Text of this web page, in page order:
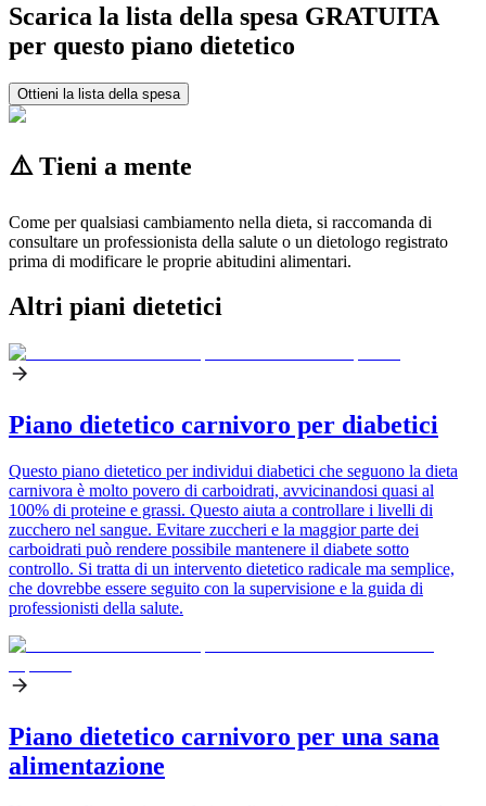
Scarica la lista della spesa GRATUITA
per questo piano dietetico
Ottieni la lista della spesa
⚠️ Tieni a mente
Come per qualsiasi cambiamento nella dieta, si raccomanda di
consultare un professionista della salute o un dietologo registrato
prima di modificare le proprie abitudini alimentari.
Altri piani dietetici
Piano dietetico carnivoro per diabetici
Questo piano dietetico per individui diabetici che seguono la dieta
carnivora è molto povero di carboidrati, avvicinandosi quasi al
100% di proteine e grassi. Questo aiuta a controllare i livelli di
zucchero nel sangue. Evitare zuccheri e la maggior parte dei
carboidrati può rendere possibile mantenere il diabete sotto
controllo. Si tratta di un intervento dietetico radicale ma semplice,
che dovrebbe essere seguito con la supervisione e la guida di
professionisti della salute.
Piano dietetico carnivoro per una sana
alimentazione